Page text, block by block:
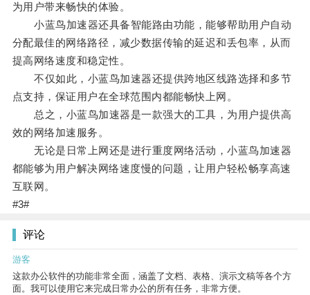
为用户带来畅快的体验。
小蓝鸟加速器还具备智能路由功能，能够帮助用户自动
分配最佳的网络路径，减少数据传输的延迟和丢包率，从而
提高网络速度和稳定性。
不仅如此，小蓝鸟加速器还提供跨地区线路选择和多节
点支持，保证用户在全球范围内都能畅快上网。
总之，小蓝鸟加速器是一款强大的工具，为用户提供高
效的网络加速服务。
无论是日常上网还是进行重度网络活动，小蓝鸟加速器
都能够为用户解决网络速度慢的问题，让用户轻松畅享高速
互联网。
#3#
评论
游客
这款办公软件的功能非常全面，涵盖了文档、表格、演示文稿等各个方
面。我可以使用它来完成日常办公的所有任务，非常方便。